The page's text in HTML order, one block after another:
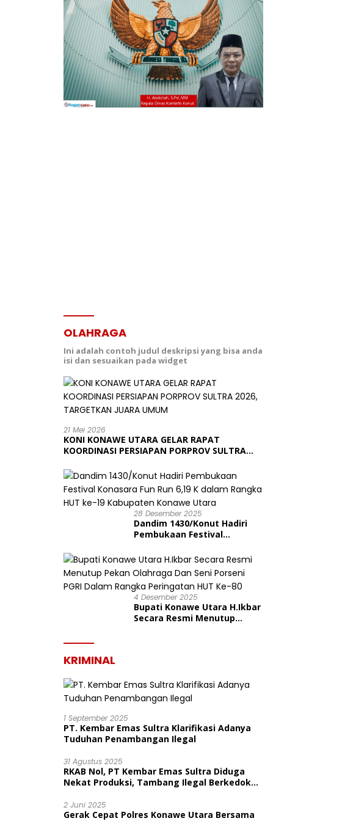
OLAHRAGA
Ini adalah contoh judul deskripsi yang bisa anda
isi dan sesuaikan pada widget
21 Mei 2026
KONI KONAWE UTARA GELAR RAPAT
KOORDINASI PERSIAPAN PORPROV SULTRA
28 Desember 2025
Dandim 1430/Konut Hadiri
Pembukaan Festival
dalam Rangka HUT ke-19
Kabupaten Konawe Utara
4 Desember 2025
Bupati Konawe Utara H.Ikbar
Secara Resmi Menutup
KRIMINAL
1 September 2025
PT. Kembar Emas Sultra Klarifikasi Adanya
Tuduhan Penambangan Ilegal
31 Agustus 2025
RKAB Nol, PT Kembar Emas Sultra Diduga
Nekat Produksi, Tambang Ilegal Berkedok
2 Juni 2025
Gerak Cepat Polres Konawe Utara Bersama